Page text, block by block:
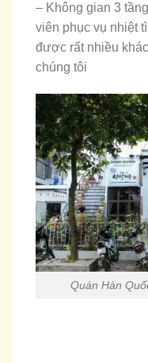
– Không gian 3
viên phục vụ nhiệt
được rất nhiều
chúng tôi
Quán Hàn